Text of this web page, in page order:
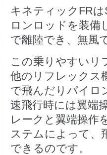
キネティックFR
ロンロッドを装備
で離陸でき、無風
この乗りやすいリ
他のリフレックス
で飛んだりパイロ
速飛行時には翼端
レークと翼端操作
ステムによって、
できるのです。